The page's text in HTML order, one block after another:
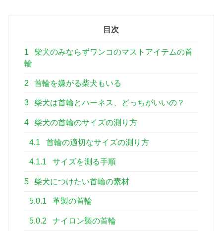
目次
1
柴犬のみならずワンコのマストアイテムの首
輪
2 首輪を嫌がる柴犬もいる
3 柴犬は首輪とハーネス、どっちがいいの？
4 柴犬の首輪のサイズの測り方
4.1 首輪の適切なサイズの測り方
4.1.1 サイズを測る手順
5 柴犬につけたい首輪の素材
5.0.1 革製の首輪
5.0.2 ナイロン製の首輪